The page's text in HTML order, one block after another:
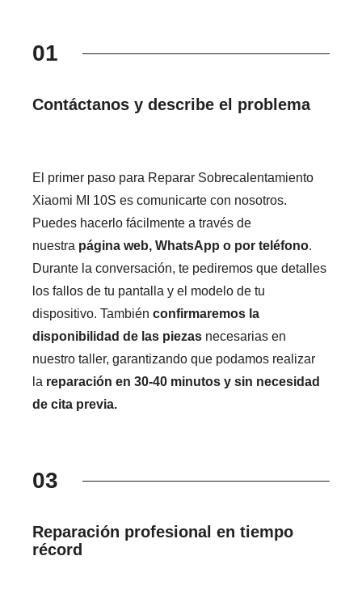
01
Contáctanos y describe el problema
El primer paso para Reparar Sobrecalentamiento
Xiaomi MI 10S es comunicarte con nosotros.
Puedes hacerlo fácilmente a través de
nuestra página web, WhatsApp o por teléfono.
Durante la conversación, te pediremos que detalles
los fallos de tu pantalla y el modelo de tu
dispositivo. Tambiénconfirmaremos la
disponibilidad de las piezas necesarias en
nuestro taller, garantizando que podamos realizar
la reparación en 30-40 minutos y sin necesidad
de cita previa.
03
Reparación profesional en tiempo
récord